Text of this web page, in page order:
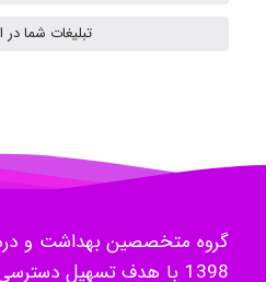
تبلیغات شما
گروه متخصصین بهداشت و
1398 با هدف تسهیل